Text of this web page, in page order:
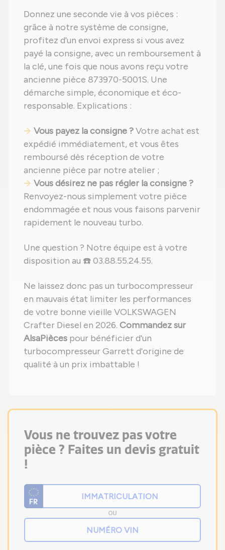
Donnez une seconde vie à vos pièces :
grâce à notre système de consigne,
profitez d'un envoi express si vous avez
payé la consigne, avec un remboursement à
la clé, une fois que nous avons reçu votre
ancienne pièce 873970-5001S. Une
démarche simple, économique et éco-
responsable. Explications :
Vous payez la consigne ?Votre achat est
expédié immédiatement, et vous êtes
remboursé dès réception de votre
ancienne pièce par notre atelier ;
Vous désirez ne pas régler la consigne ?
Renvoyez-nous simplement votre pièce
endommagée et nous vous faisons parvenir
rapidement le nouveau turbo.
Une question ? Notre équipe est à votre
disposition au ☎️ 03.88.55.24.55.
Ne laissez donc pas un turbocompresseur
en mauvais état limiter les performances
de votre bonne vieille VOLKSWAGEN
Crafter Diesel en 2026. Commandez sur
AlsaPièces pour bénéficier d'un
turbocompresseur Garrett d'origine de
qualité à un prix imbattable !
Vous ne trouvez pas votre
pièce ? Faites un devis gratuit
!
OU